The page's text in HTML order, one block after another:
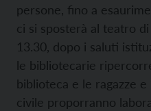
persone, fino a
ci si sposterà al teatro
13.30, dopo i saluti
le bibliotecarie
biblioteca e le ragazze
civile proporranno